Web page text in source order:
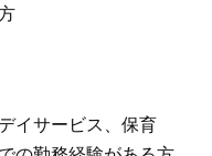
イサービス、保育